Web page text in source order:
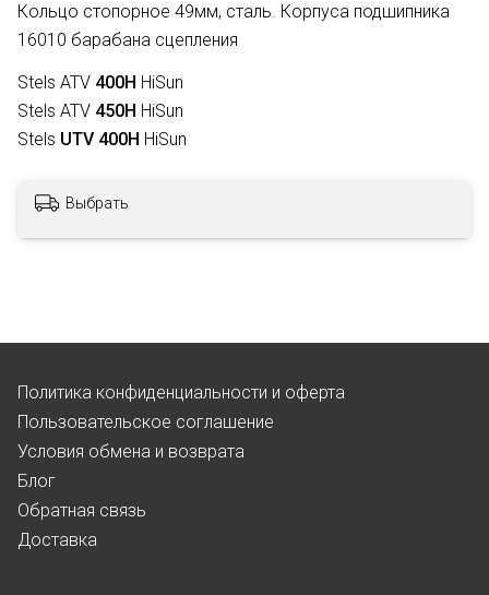
Кольцо стопорное 49мм, сталь. Корпуса подшипника
16010 барабана сцепления
Stels ATV 400H HiSun
Stels ATV 450H HiSun
Stels UTV 400H HiSun
Выбрать
Политика конфиденциальности и оферта
Пользовательское соглашение
Условия обмена и возврата
Блог
Обратная связь
Доставка